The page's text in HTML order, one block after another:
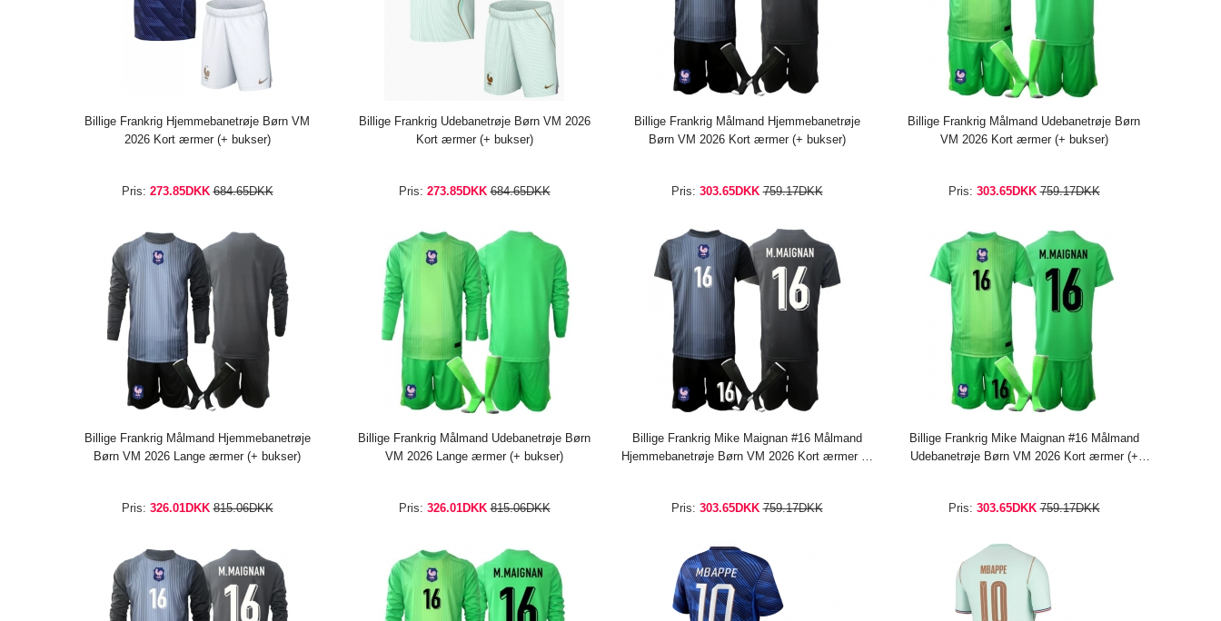
Billige Frankrig Hjemmebanetrøje Børn VM
2026 Kort ærmer (+ bukser)
Pris: 273.85DKK 684.65DKK
Billige Frankrig Udebanetrøje Børn VM 2026
Kort ærmer (+ bukser)
Pris: 273.85DKK 684.65DKK
Billige Frankrig Målmand Hjemmebanetrøje
Børn VM 2026 Kort ærmer (+ bukser)
Pris: 303.65DKK 759.17DKK
Billige Frankrig Målmand Udebanetrøje Børn
VM 2026 Kort ærmer (+ bukser)
Pris: 303.65DKK 759.17DKK
Billige Frankrig Målmand Hjemmebanetrøje
Børn VM 2026 Lange ærmer (+ bukser)
Pris: 326.01DKK 815.06DKK
Billige Frankrig Målmand Udebanetrøje Børn
VM 2026 Lange ærmer (+ bukser)
Pris: 326.01DKK 815.06DKK
Billige Frankrig Mike Maignan #16 Målmand
Hjemmebanetrøje Børn VM 2026 Kort ærmer (+
Pris: 303.65DKK 759.17DKK
Billige Frankrig Mike Maignan #16 Målmand
Udebanetrøje Børn VM 2026 Kort ærmer (+
Pris: 303.65DKK 759.17DKK